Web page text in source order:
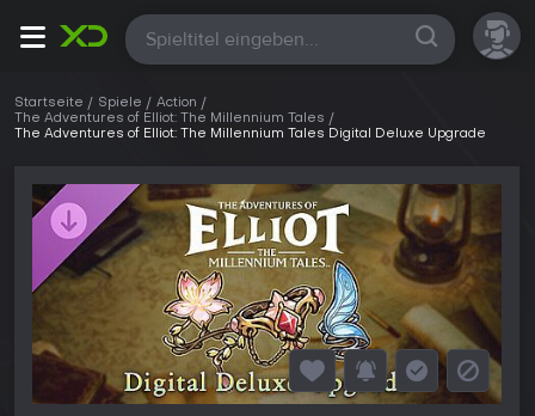
Alle
Startseite Spiele
Action
The Adventures of Elliot: The Millennium Tales
The Adventures of Elliot: The Millennium Tales Digital Deluxe Upgrade